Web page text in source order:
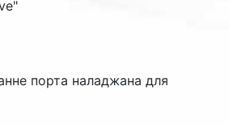
"
порта наладжана для